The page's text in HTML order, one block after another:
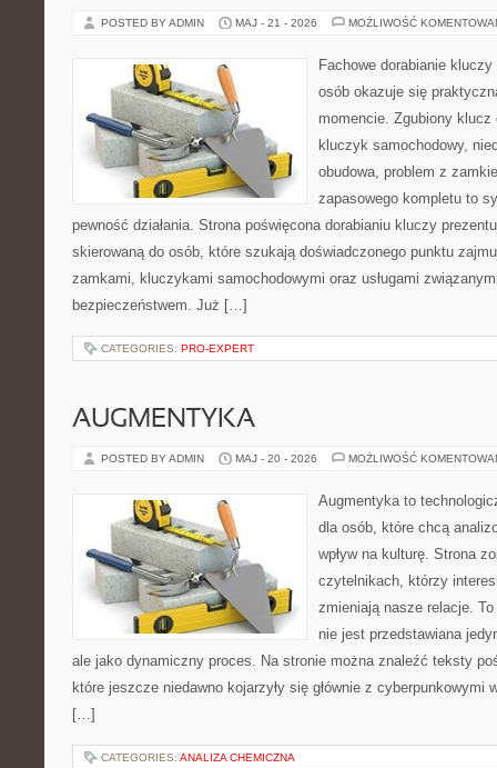
POSTED BY ADMIN MAJ - 21 - 2026 MOŻLIWOŚĆ
Fachowe dorabianie
osób okazuje się
momencie. Zgubiony
kluczyk samochodowy,
obudowa, problem z
zapasowego kompletu to
pewność działania. Strona poświęcona dorabianiu kluczy
skierowaną do osób, które szukają doświadczonego punktu
zamkami, kluczykami samochodowymi oraz usługami
bezpieczeństwem. Już […]
CATEGORIES: PRO-EXPERT
AUGMENTYKA
POSTED BY ADMIN MAJ - 20 - 2026 MOŻLIWOŚĆ
Augmentyka to
dla osób, które chcą
wpływ na kulturę. Strona
czytelnikach, którzy
zmieniają nasze relacje.
nie jest przedstawiana
ale jako dynamiczny proces. Na stronie można znaleźć teksty
które jeszcze niedawno kojarzyły się głównie z
[…]
CATEGORIES: ANALIZA CHEMICZNA